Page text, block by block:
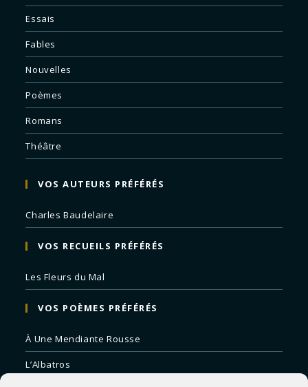
Essais
Fables
Nouvelles
Poèmes
Romans
Théâtre
VOS AUTEURS PRÉFÉRÉS
Charles Baudelaire
VOS RECUEILS PRÉFÉRÉS
Les Fleurs du Mal
VOS POÈMES PRÉFÉRÉS
À Une Mendiante Rousse
L’Albatros